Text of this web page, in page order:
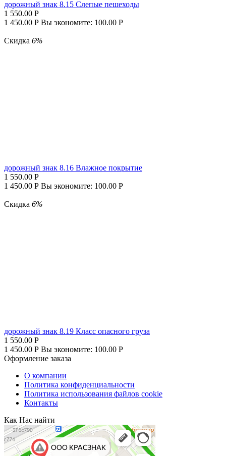
дорожный знак 8.15 Слепые пешеходы
1 550.00 Р
1 450.00 Р Вы экономите: 100.00 Р
Скидка 6%
дорожный знак 8.16 Влажное покрытие
1 550.00 Р
1 450.00 Р Вы экономите: 100.00 Р
Скидка 6%
дорожный знак 8.19 Класс опасного груза
1 550.00 Р
1 450.00 Р Вы экономите: 100.00 Р
Оформление заказа
О компании
Политика конфиденциальности
Политика использования файлов cookie
Контакты
Как Нас найти